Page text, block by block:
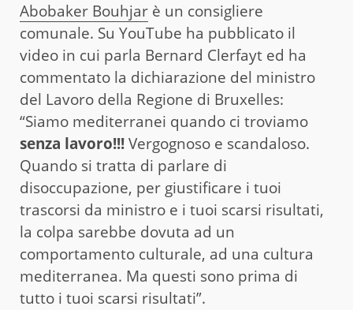
Abobaker Bouhjar è un consigliere
comunale. Su YouTube ha pubblicato il
video in cui parla Bernard Clerfayt ed ha
commentato la dichiarazione del ministro
del Lavoro della Regione di Bruxelles:
“Siamo mediterranei quando ci troviamo
senza lavoro!!!Vergognoso e scandaloso.
Quando si tratta di parlare di
disoccupazione, per giustificare i tuoi
trascorsi da ministro e i tuoi scarsi risultati,
la colpa sarebbe dovuta ad un
comportamento culturale, ad una cultura
mediterranea. Ma questi sono prima di
tutto i tuoi scarsi risultati”.